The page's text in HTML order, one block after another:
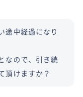
途中経過になり
なので、引き続
頂けますか？